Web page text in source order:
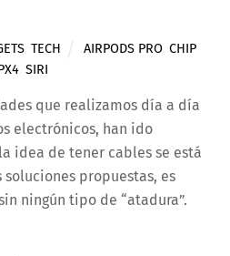
, TECH AIRPODS PRO ,CHIP
,SIRI
que realizamos día a día
electrónicos, han ido
idea de tener cables se está
propuestas, es
ningún tipo de “atadura”.